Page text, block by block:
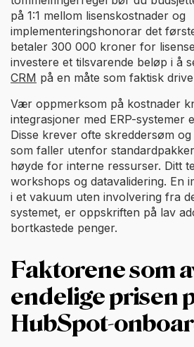
på 1:1 mellom lisenskostnader og
implementeringshonorar det
betaler 300 000 kroner for
investere et tilsvarende beløp i å
CRM på en måte som faktisk
Vær oppmerksom på kostnader
integrasjoner med ERP-systemer
Disse krever ofte skreddersøm
som faller utenfor
høyde for interne ressurser. Ditt
workshops og datavalidering. En
i et vakuum uten involvering fra
systemet, er oppskriften på lav
bortkastede penger.
Faktorene som
endelige prisen
HubSpot-